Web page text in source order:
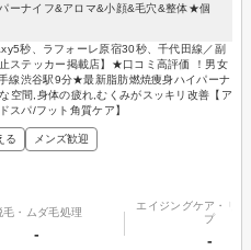
ーナイフ&アロマ&小顔&毛穴&整体★個
秒、ラフォーレ原宿30秒、千代田線／副
ステッカー掲載店】★口コミ高評価 ！男女
線渋谷駅9分★最新脂肪燃焼痩身ハイパーナ
空間,身体の疲れ,むくみがスッキリ改善【ア
スパ/フット角質ケア】
る メンズ歓迎
毛・ムダ毛処理
-
エイジングケア・リ
プ
-